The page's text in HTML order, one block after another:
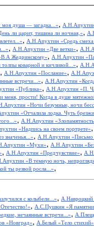
душа — загадка...»,
ли царит, тишина ли ночная,»,
, А.Н.Апухтин «Средь смеха
, А.Н.Апухтин «Две ветки»,
Жедринскому», А.Н.Апухтин
коварной и кичливой...»,
, А.Н.Апухтин «Послание»,
встречи...», А.Н.Апухтин
«Публика», А.Н.Апухтин «П.
меня, прости! Когда в душе
«Ночи безумные, ночи
«Отчалила лодка. Чуть
, А.Н.Апухтин «Злопамятность
«Надпись на своем портрете»,
значенья...», А.Н.Апухтин «Письмо
«Мухи», А.Н.Апухтин
, А.Н.Апухтин «Предчувствие»,
«В темную ночь,
ты резвой росла...»,
с колыбели...», А.Навроцкий
, А.С.Пушкин «Я
нечаянные встречи...»,
«Новград», А.Белый «Тело стихий»